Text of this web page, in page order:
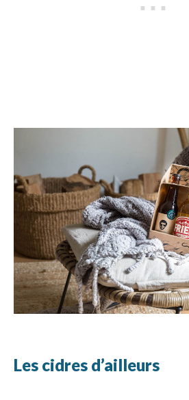
Les cidres d’ailleurs